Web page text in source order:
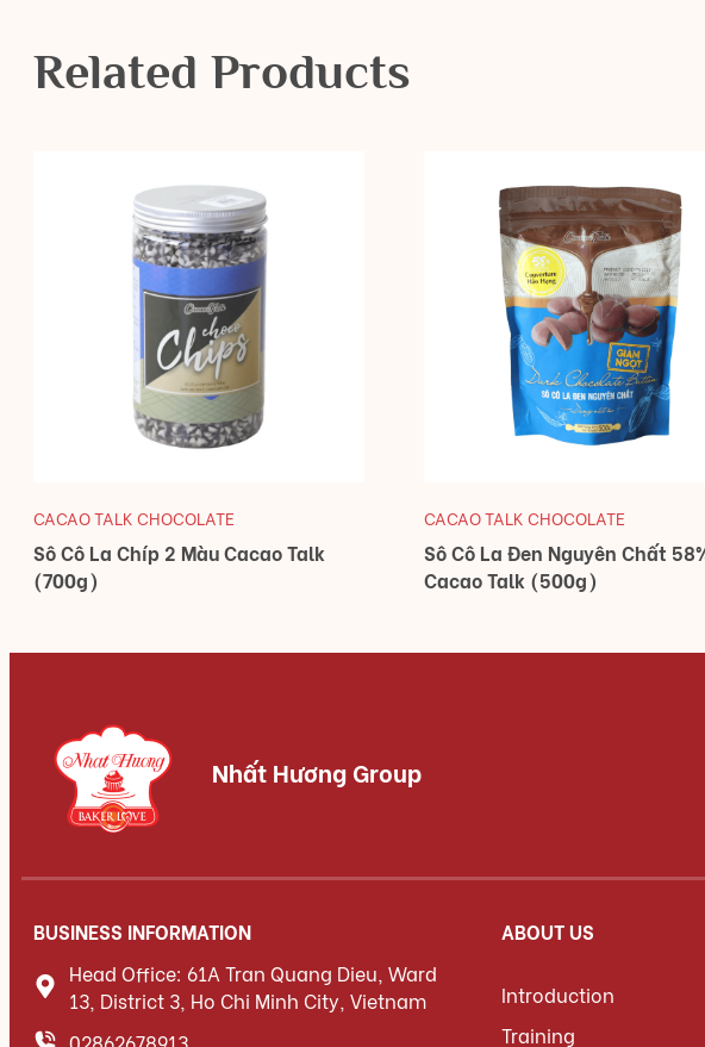
Related Products
CACAO TALK CHOCOLATE
Sô Cô La Chíp 2 Màu Cacao Talk
(700g)
CACAO TALK CHOCOLATE
Sô Cô La Đen Nguyên Chất
Cacao Talk (500g)
Nhất Hương Group
BUSINESS INFORMATION
Head Office: 61A Tran Quang Dieu, Ward
13, District 3, Ho Chi Minh City, Vietnam
02862678913
ABOUT US
Introduction
Training